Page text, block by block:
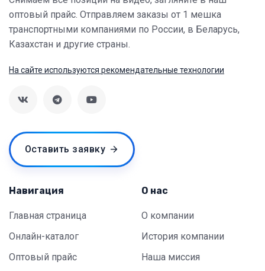
оптовый прайс. Отправляем заказы от 1 мешка
транспортными компаниями по России, в Беларусь,
Казахстан и другие страны.
На сайте используются рекомендательные технологии
Оставить заявку
Навигация
Главная страница
Онлайн-каталог
Оптовый прайс
О нас
О компании
История компании
Наша миссия